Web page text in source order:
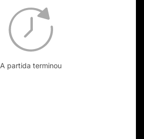
A partida terminou